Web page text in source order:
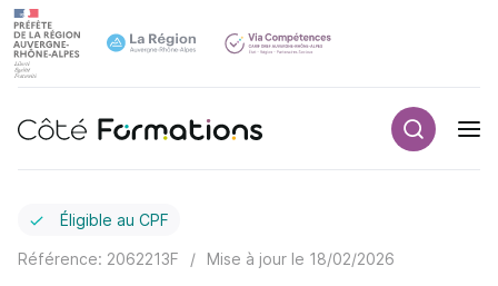
Navigation principale
Éligible au CPF
Référence: 2062213F / Mise à jour le 18/02/2026